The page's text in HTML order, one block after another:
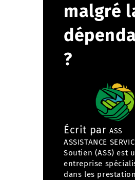
malgré
?
Écrit par ASS
ASSISTANCE
Soutien (ASS) est
entreprise
dans les